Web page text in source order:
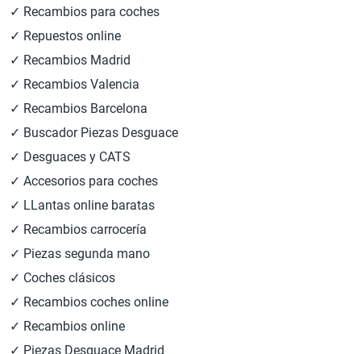
✓ Recambios para coches
✓ Repuestos online
✓ Recambios Madrid
✓ Recambios Valencia
✓ Recambios Barcelona
✓ Buscador Piezas Desguace
✓ Desguaces y CATS
✓ Accesorios para coches
✓ LLantas online baratas
✓ Recambios carrocería
✓ Piezas segunda mano
✓ Coches clásicos
✓ Recambios coches online
✓ Recambios online
✓ Piezas Desguace Madrid